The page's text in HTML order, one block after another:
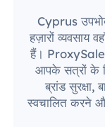
Cyprus
हज़ारों व्यवसाय
हैं। ProxySale
आपके सत्रों के
ब्रांड सुरक्षा,
स्वचालित करने